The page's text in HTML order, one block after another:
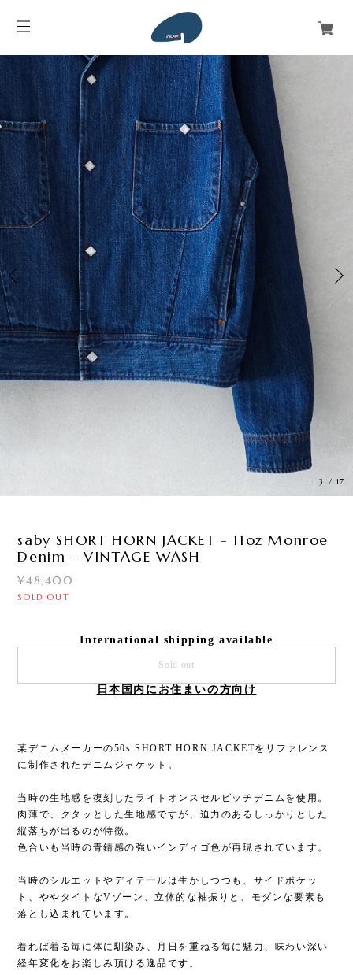
3 / 17
saby SHORT HORN JACKET - 11oz Monroe
Denim - VINTAGE WASH
¥48,400
SOLD OUT
International shipping available
Sold out
日本国内にお住まいの方向け
某デニムメーカーの50s SHORT HORN JACKETをリファレンス
に制作されたデニムジャケット。
当時の生地感を復刻したライトオンスセルビッチデニムを使用。
肉薄で、クタッとした生地感ですが、迫力のあるしっかりとした
縦落ちが出るのが特徴。
色合いも当時の青錆感の強いインディゴ色が再現されています。
当時のシルエットやディテールは生かしつつも、サイドポケッ
ト、ややタイトなVゾーン、立体的な袖振りと、モダンな要素も
落とし込まれています。
着れば着る毎に体に馴染み、月日を重ねる毎に魅力、味わい深い
経年変化をお楽しみ頂ける逸品です。